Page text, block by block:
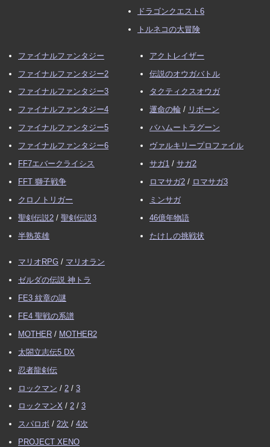
ドラゴンクエスト6
トルネコの大冒険
ファイナルファンタジー
ファイナルファンタジー2
ファイナルファンタジー3
ファイナルファンタジー4
ファイナルファンタジー5
ファイナルファンタジー6
FF7エバークライシス
FFT 獅子戦争
クロノトリガー
聖剣伝説2 / 聖剣伝説3
半熟英雄
アクトレイザー
伝説のオウガバトル
タクティクスオウガ
運命の輪 / リボーン
バハムートラグーン
ヴァルキリープロファイル
サガ1 / サガ2
ロマサガ2 / ロマサガ3
ミンサガ
46億年物語
たけしの挑戦状
マリオRPG / マリオラン
ゼルダの伝説 神トラ
FE3 紋章の謎
FE4 聖戦の系譜
MOTHER / MOTHER2
太閤立志伝5 DX
忍者龍剣伝
ロックマン / 2 / 3
ロックマンX / 2 / 3
スパロボ / 2次 / 4次
PROJECT XENO